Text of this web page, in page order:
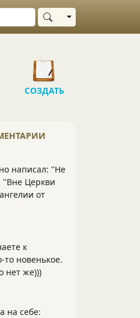
Выбрать область
СОЗДАТЬ
написал: "Не
"Вне Церкви
от
к
то новенькое.
нет же)))
на себе: